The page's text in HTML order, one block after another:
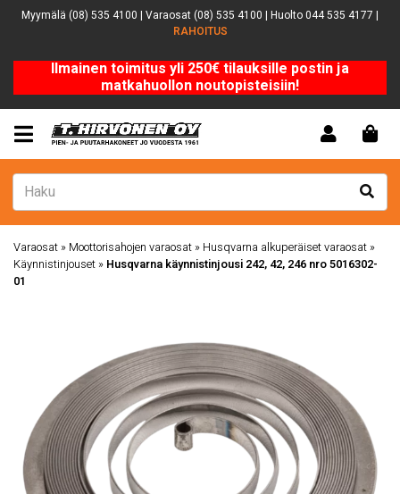
Myymälä (08) 535 4100 | Varaosat (08) 535 4100 | Huolto 044 535 4177 |
RAHOITUS
Ilmainen toimitus yli 250€ tilauksille postin ja
matkahuollon noutopisteisiin!
Varaosat » Moottorisahojen varaosat » Husqvarna alkuperäiset varaosat »
Käynnistinjouset » Husqvarna käynnistinjousi 242, 42, 246 nro 5016302-
01